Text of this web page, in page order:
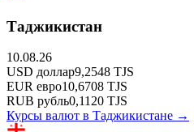
Таджикистан
10.08.26
USD доллар9,2548 TJS
EUR евро10,6708 TJS
RUB рубль0,1120 TJS
Курсы валют в Таджикистане →